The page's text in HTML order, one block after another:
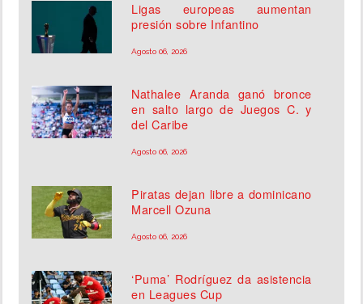
Ligas europeas aumentan
presión sobre Infantino
Agosto 06, 2026
Nathalee Aranda ganó bronce
en salto largo de Juegos C. y
del Caribe
Agosto 06, 2026
Piratas dejan libre a dominicano
Marcell Ozuna
Agosto 06, 2026
‘Puma’ Rodríguez da asistencia
en Leagues Cup